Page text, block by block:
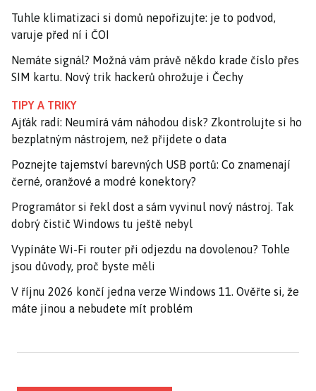
Tuhle klimatizaci si domů nepořizujte: je to podvod,
varuje před ní i ČOI
Nemáte signál? Možná vám právě někdo krade číslo přes
SIM kartu. Nový trik hackerů ohrožuje i Čechy
TIPY A TRIKY
Ajťák radí: Neumírá vám náhodou disk? Zkontrolujte si ho
bezplatným nástrojem, než přijdete o data
Poznejte tajemství barevných USB portů: Co znamenají
černé, oranžové a modré konektory?
Programátor si řekl dost a sám vyvinul nový nástroj. Tak
dobrý čistič Windows tu ještě nebyl
Vypínáte Wi-Fi router při odjezdu na dovolenou? Tohle
jsou důvody, proč byste měli
V říjnu 2026 končí jedna verze Windows 11. Ověřte si, že
máte jinou a nebudete mít problém